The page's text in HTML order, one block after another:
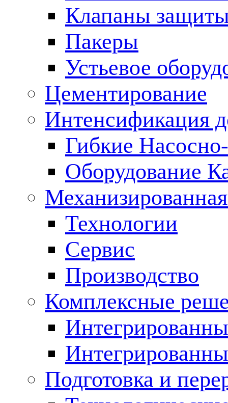
Клапаны
Пакеры
Устьевое
Цементирование
Интенсификация
Гибкие
Оборудование
Технологии
Сервис
Производство
Комплексные
Подготовка и